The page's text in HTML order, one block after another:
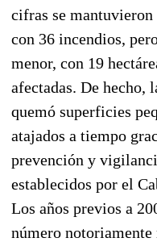
cifras se mantuvieron
con 36 incendios,
menor, con 19
afectadas. De hecho,
quemó superficies
atajados a tiempo
prevención y
establecidos por el
Los años previos a
número